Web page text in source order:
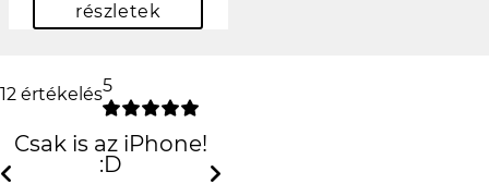
részletek
12 értékelés5
Csak is az iPhone! :D